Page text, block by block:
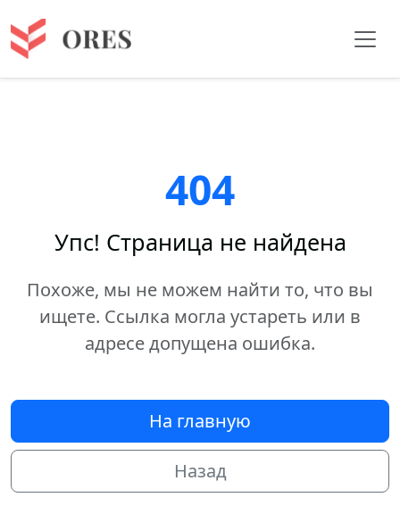
404
Упс! Страница не найдена
Похоже, мы не можем найти то, что вы
ищете. Ссылка могла устареть или в
адресе допущена ошибка.
На главную
Назад